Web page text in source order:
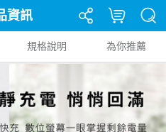
資訊
規格說明 為你推薦